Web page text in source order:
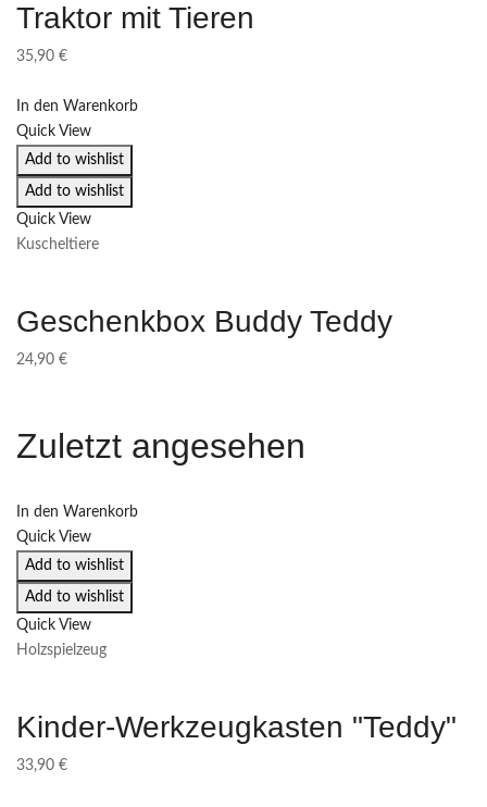
Traktor mit Tieren
35,90 €
In den Warenkorb
Quick View
Add to wishlist
Add to wishlist
Quick View
Kuscheltiere
Geschenkbox Buddy Teddy
24,90 €
Zuletzt angesehen
In den Warenkorb
Quick View
Add to wishlist
Add to wishlist
Quick View
Holzspielzeug
Kinder-Werkzeugkasten "Teddy"
33,90 €